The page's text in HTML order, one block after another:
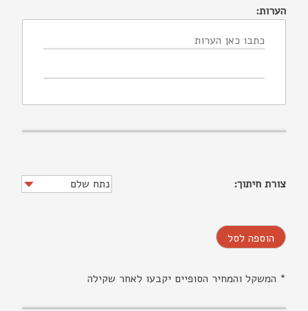
הערות:
צורת חיתוך:
הוספה לסל
* המשקל והמחיר הסופיים יקבעו לאחר שקילה